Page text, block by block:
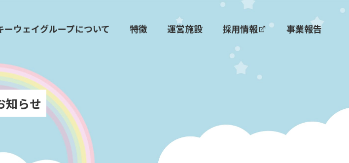
ーウェイグループについて 特徴 運営施設 採用情報 事業報告
知らせ